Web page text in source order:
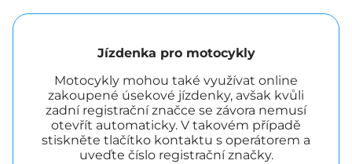
Jízdenka pro motocykly
Motocykly mohou také využívat online
zakoupené úsekové jízdenky, avšak kvůli
zadní registrační značce se závora nemusí
otevřít automaticky. V takovém případě
stiskněte tlačítko kontaktu s operátorem a
uveďte číslo registrační značky.